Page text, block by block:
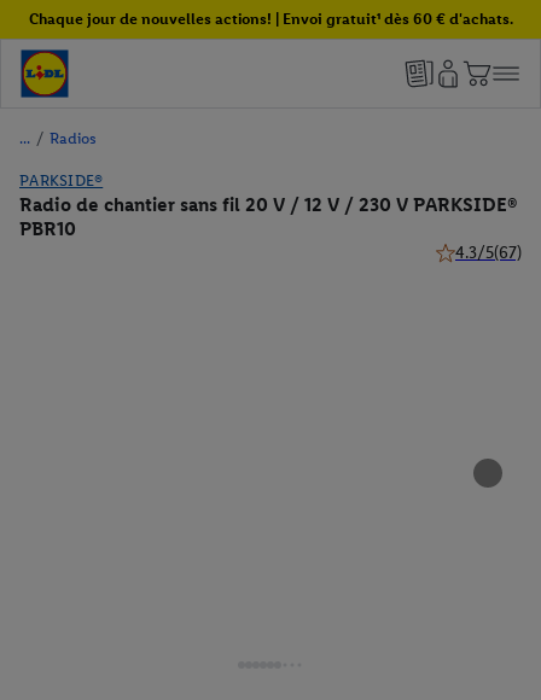
Chaque jour de nouvelles actions! | Envoi gratuit¹ dès 60 € d'achats.
/ Radios
PARKSIDE®
Radio de chantier sans fil 20 V / 12 V / 230 V PARKSIDE®
PBR10
4.3/5(67)